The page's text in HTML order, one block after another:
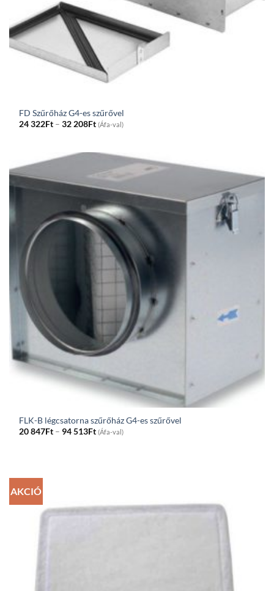
FD Szűrőház G4-es szűrővel
24 322Ft – 32 208FtPrice
range:
through
208Ft
(Áfa-val)
FLK-B légcsatorna szűrőház G4-es szűrővel
20 847Ft – 94 513FtPrice
range:
(Áfa-val)
AKCIÓ